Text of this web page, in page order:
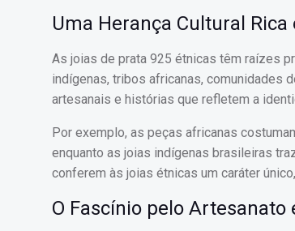
Uma Herança Cultural
As joias de prata 925 étnicas têm raízes
indígenas, tribos africanas, comunidades
artesanais e histórias que refletem a
Por exemplo, as peças africanas
enquanto as joias indígenas brasileiras
conferem às joias étnicas um caráter
O Fascínio pelo Artesanato